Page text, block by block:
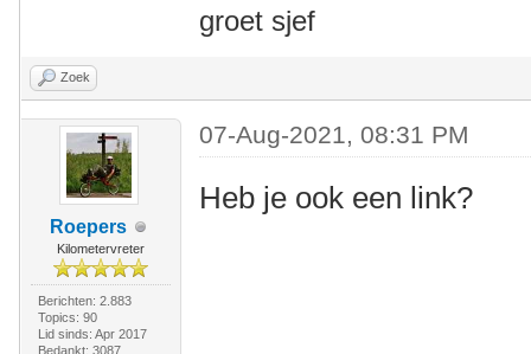
groet sjef
Zoek
Roepers
Kilometervreter
Berichten: 2.883
Topics: 90
Lid sinds: Apr 2017
Bedankt: 3087
07-Aug-2021, 08:31 PM
Heb je ook een link?